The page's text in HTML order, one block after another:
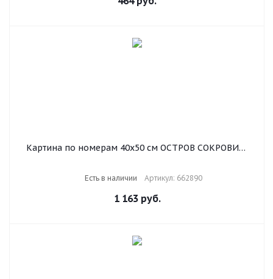
Картина по номерам 40х50 см ОСТРОВ СОКРОВИЩ
подрамнике, акрил, кисти, 662890
Есть в наличии Артикул: 662890
1 163руб.